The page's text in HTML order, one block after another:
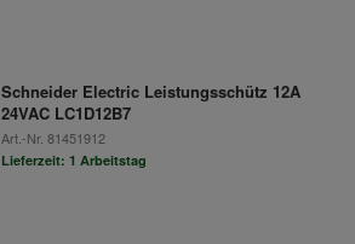
Schneider Electric Leistungsschütz 12A
24VAC LC1D12B7
Art.-Nr. 81451912
Lieferzeit: 1 Arbeitstag